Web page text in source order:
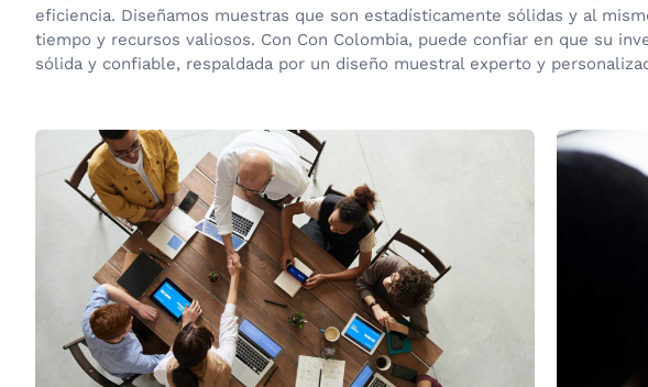
eficiencia. Diseñamos muestras que son estadísticamente sólidas y al
tiempo y recursos valiosos. Con Con Colombia, puede confiar en que su
sólida y confiable, respaldada por un diseño muestral experto y